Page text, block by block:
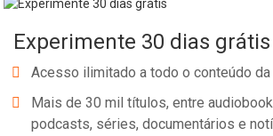
Experimente 30 dias grátis
Acesso ilimitado a todo o conteúdo da
Mais de 30 mil títulos, entre
podcasts, séries, documentários e